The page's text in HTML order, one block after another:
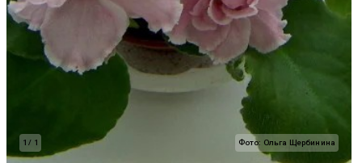
1 / 1 Фото: Ольга Щербинина